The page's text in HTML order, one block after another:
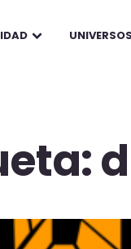
UNIVERSOS